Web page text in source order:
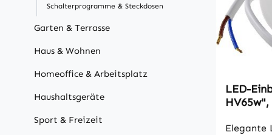
Schalterprogramme & Steckdosen
Garten & Terrasse
Haus & Wohnen
Homeoffice & Arbeitsplatz
Haushaltsgeräte
Sport & Freizeit
20.000x
•
0,6kWh •
geeignet
Trittfest:
LED-
Elegante